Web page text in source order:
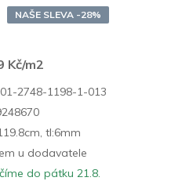
NAŠE SLEVA -28%
Kč/m2
2748-1198-1-013
tl:6mm
u dodavatele
do pátku 21.8.